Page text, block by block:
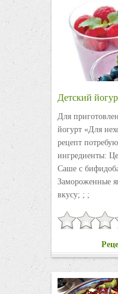
Детский
Для
йогурт «Для
рецепт
ингредиенты:
Саше с
Замороженные
вкусу; ; ;